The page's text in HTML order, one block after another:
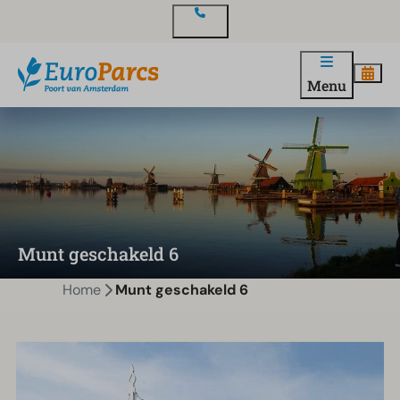
Menu
Munt geschakeld 6
Home Munt geschakeld 6